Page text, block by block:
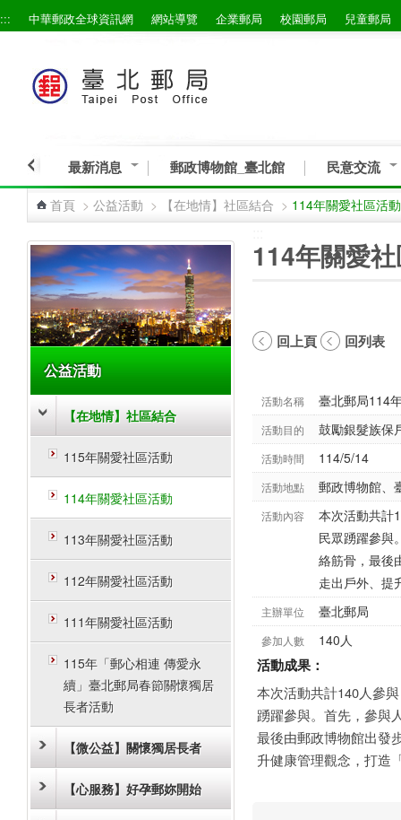
跳到主要內容區塊
::: 中華郵政全球資訊網 網站導覽 企業郵局 校園郵局 兒童郵局
最新消息 郵政博物館_臺北館 民意交流
首頁 > 公益活動 > 【在地情】社區結合 > 114年關愛社區活動
公益活動
【在地情】社區結合
115年關愛社區活動
114年關愛社區活動
113年關愛社區活動
112年關愛社區活動
111年關愛社區活動
115年「郵心相連 傳愛永
續」臺北郵局春節關懷獨居
長者活動
【微公益】關懷獨居長者
【心服務】好孕郵妳開始
114年關愛
回上頁 回列表
活動名稱 臺北郵局114
活動目的 鼓勵銀髮族保
活動時間 114/5/14
活動地點 郵政博物館、
活動內容
本次活動共計
民眾踴躍參與
絡筋骨，最後
走出戶外、提
主辦單位 臺北郵局
參加人數 140人
活動成果：
本次活動共計140人參
踴躍參與。首先，參與
最後由郵政博物館出發
升健康管理觀念，打造